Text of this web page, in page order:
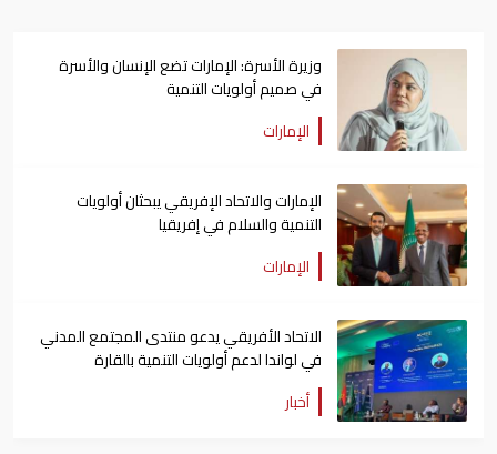
وزيرة الأسرة: الإمارات تضع الإنسان والأسرة
في صميم أولويات التنمية
الإمارات
الإمارات والاتحاد الإفريقي يبحثان أولويات
التنمية والسلام في إفريقيا
الإمارات
الاتحاد الأفريقي يدعو منتدى المجتمع المدني
في لواندا لدعم أولويات التنمية بالقارة
أخبار